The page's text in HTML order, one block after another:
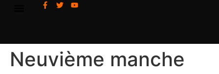
Neuvième manche